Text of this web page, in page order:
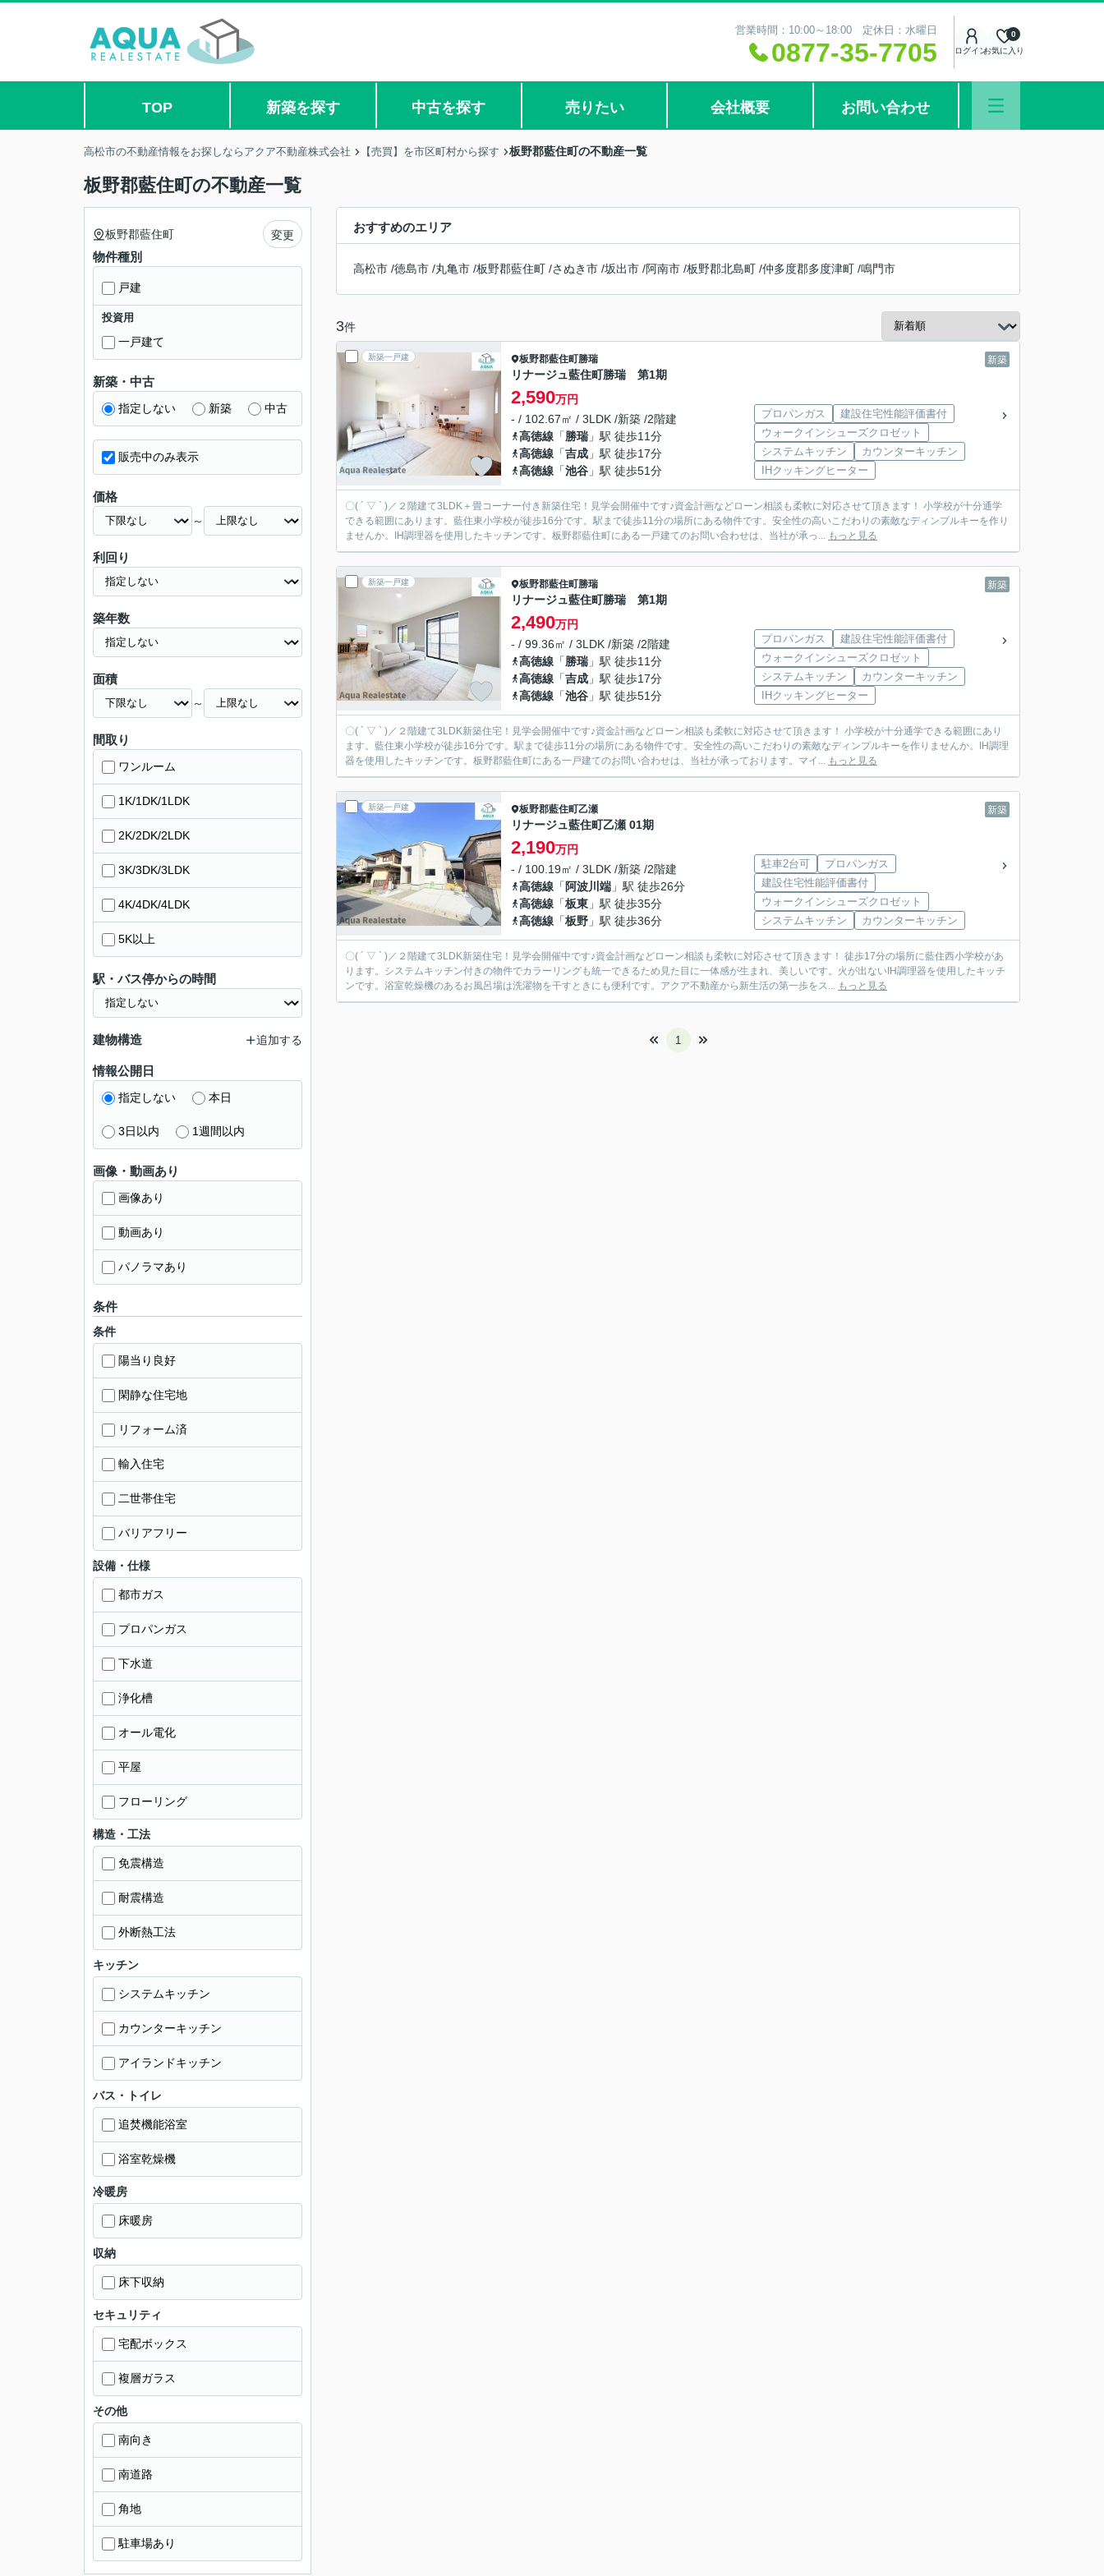
営業時間：10:00～18:00 定休日：水曜日
0877-35-7705 ログインお気に入り
0
TOP 新築を探す 中古を探す 売りたい 会社概要 お問い合わせ
高松市の不動産情報をお探しならアクア不動産株式会社 【売買】を市区町村から探す 板野郡藍住町の不動産一覧
板野郡藍住町の不動産一覧
おすすめのエリア
高松市 /徳島市 /丸亀市 /板野郡藍住町 /さぬき市 /坂出市 /阿南市 /板野郡北島町 /仲多度郡多度津町 /鳴門市
3件
新築一戸建 新築
板野郡藍住町勝瑞
リナージュ藍住町勝瑞 第1期
2,590万円
- / 102.67㎡ / 3LDK /新築 /2階建
高徳線 「勝瑞 」駅 徒歩11分
高徳線 「吉成 」駅 徒歩17分
高徳線 「池谷 」駅 徒歩51分
プロパンガス
建設住宅性能評価書付
ウォークインシューズクロゼット
システムキッチン
カウンターキッチン
IHクッキングヒーター
〇( ´ ▽ ` )／２階建て3LDK＋畳コーナー付き新築住宅！見学会開催中です♪資金計画などローン相談も柔軟に対応させて頂きます！ 小学校が十分通学
できる範囲にあります。藍住東小学校が徒歩16分です。駅まで徒歩11分の場所にある物件です。安全性の高いこだわりの素敵なディンプルキーを作り
ませんか。IH調理器を使用したキッチンです。板野郡藍住町にある一戸建てのお問い合わせは、当社が承っ... もっと見る
新築一戸建 新築
板野郡藍住町勝瑞
リナージュ藍住町勝瑞 第1期
2,490万円
- / 99.36㎡ / 3LDK /新築 /2階建
高徳線 「勝瑞 」駅 徒歩11分
高徳線 「吉成 」駅 徒歩17分
高徳線 「池谷 」駅 徒歩51分
プロパンガス
建設住宅性能評価書付
ウォークインシューズクロゼット
システムキッチン
カウンターキッチン
IHクッキングヒーター
〇( ´ ▽ ` )／２階建て3LDK新築住宅！見学会開催中です♪資金計画などローン相談も柔軟に対応させて頂きます！ 小学校が十分通学できる範囲にあり
ます。藍住東小学校が徒歩16分です。駅まで徒歩11分の場所にある物件です。安全性の高いこだわりの素敵なディンプルキーを作りませんか。IH調理
器を使用したキッチンです。板野郡藍住町にある一戸建てのお問い合わせは、当社が承っております。マイ... もっと見る
新築一戸建 新築
板野郡藍住町乙瀬
リナージュ藍住町乙瀬 01期
2,190万円
- / 100.19㎡ / 3LDK /新築 /2階建
高徳線 「 阿波川端 」駅 徒歩26分
高徳線 「板東 」駅 徒歩35分
高徳線 「板野 」駅 徒歩36分
駐車2台可
プロパンガス
建設住宅性能評価書付
ウォークインシューズクロゼット
システムキッチン
カウンターキッチン
〇( ´ ▽ ` )／２階建て3LDK新築住宅！見学会開催中です♪資金計画などローン相談も柔軟に対応させて頂きます！ 徒歩17分の場所に藍住西小学校があ
ります。システムキッチン付きの物件でカラーリングも統一できるため見た目に一体感が生まれ、美しいです。火が出ないIH調理器を使用したキッチ
ンです。浴室乾燥機のあるお風呂場は洗濯物を干すときにも便利です。アクア不動産から新生活の第一歩をス... もっと見る
1
板野郡藍住町 変更
物件種別
戸建
投資用
一戸建て
新築・中古
指定しない 新築 中古
販売中のみ表示
価格
～
利回り
築年数
面積
～
間取り
ワンルーム
1K/1DK/1LDK
2K/2DK/2LDK
3K/3DK/3LDK
4K/4DK/4LDK
5K以上
駅・バス停からの時間
建物構造 追加する
情報公開日
指定しない 本日
3日以内 1週間以内
画像・動画あり
画像あり
動画あり
パノラマあり
条件
条件
陽当り良好
閑静な住宅地
リフォーム済
輸入住宅
二世帯住宅
バリアフリー
設備・仕様
都市ガス
プロパンガス
下水道
浄化槽
オール電化
平屋
フローリング
構造・工法
免震構造
耐震構造
外断熱工法
キッチン
システムキッチン
カウンターキッチン
アイランドキッチン
バス・トイレ
追焚機能浴室
浴室乾燥機
冷暖房
床暖房
収納
床下収納
セキュリティ
宅配ボックス
複層ガラス
その他
南向き
南道路
角地
駐車場あり